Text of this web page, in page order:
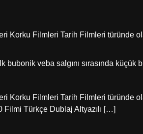
Korku Filmleri Tarih Filmleri türünde
veba salgını sırasında küçük
Korku Filmleri Tarih Filmleri türünde
Türkçe Dublaj Altyazılı […]